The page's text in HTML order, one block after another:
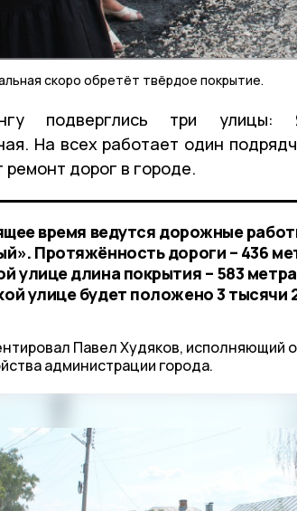
скоро обретёт твёрдое покрытие.
подверглись три улицы:
На всех работает один
ремонт дорог в городе.
время ведутся дорожные
Протяжённость дороги – 436
улице длина покрытия – 583
улице будет положено 3
Павел Худяков, исполняющий
администрации города.